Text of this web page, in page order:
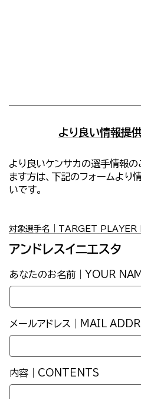
より良い情報提
より良いケンサカの選手情報
ます方は、下記のフォームより
いです。
対象選手名｜TARGET PLAYER
アンドレスイニエスタ
あなたのお名前｜YOUR
メールアドレス｜MAIL
内容｜CONTENTS